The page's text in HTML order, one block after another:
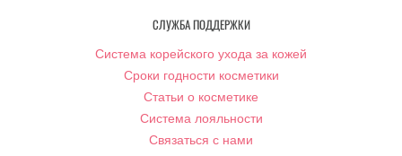
СЛУЖБА ПОДДЕРЖКИ
Система корейского ухода за кожей
Сроки годности косметики
Статьи о косметике
Система лояльности
Связаться с нами